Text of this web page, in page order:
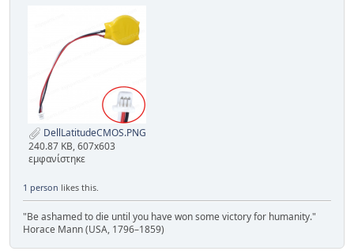
DellLatitudeCMOS.PNG
240.87 KB, 607x603
εμφανίστηκε
1 person likes this.
"Be ashamed to die until you have won some victory for humanity."
Horace Mann (USA, 1796–1859)